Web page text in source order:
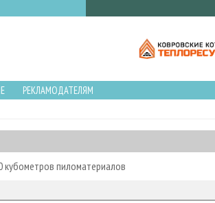
РЕКЛАМОДАТЕЛЯМ
кубометров пиломатериалов